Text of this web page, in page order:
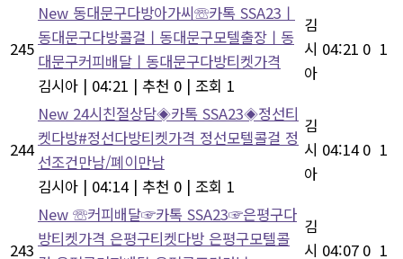
245
New 동대문구다방아가씨☏카톡 SSA23ㅣ
동대문구다방콜걸ㅣ동대문구모텔출장ㅣ동
대문구커피배달ㅣ동대문구다방티켓가격
김시아 | 04:21 | 추천 0 | 조회 1
김
시
아
04:21 0 1
244
New 24시친절상담◈카톡 SSA23◈정선티
켓다방#정선다방티켓가격 정선모텔콜걸 정
선조건만남/폐이만남
김시아 | 04:14 | 추천 0 | 조회 1
김
시
아
04:14 0 1
243
New ☏커피배달☞카톡 SSA23☞은평구다
방티켓가격 은평구티켓다방 은평구모텔콜
김
시 04:07 0 1